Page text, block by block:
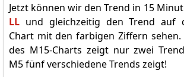
Jetzt können wir den Trend in 15
LLund gleichzeitig den Trend auf
Chart mit den farbigen Ziffern sehen.
des M15-Charts zeigt nur zwei
M5 fünf verschiedene Trends zeigt!